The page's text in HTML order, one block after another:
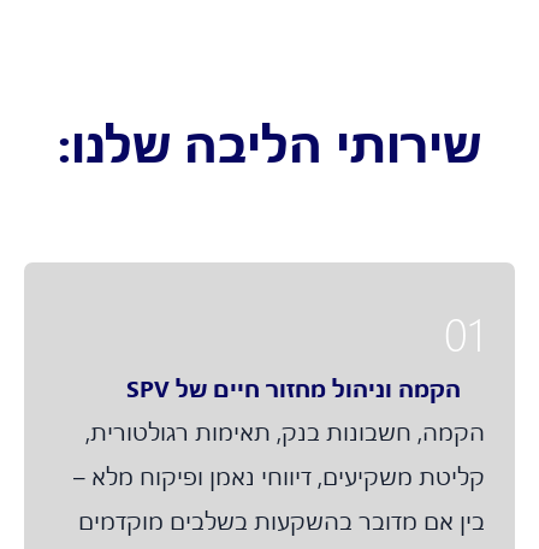
שירותי הליבה שלנו:
הקמה וניהול מחזור חיים של SPV
הקמה, חשבונות בנק, תאימות רגולטורית,
קליטת משקיעים, דיווחי נאמן ופיקוח מלא –
בין אם מדובר בהשקעות בשלבים מוקדמים